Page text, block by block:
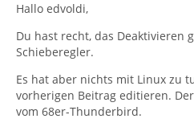
Hallo edvoldi,
Du hast recht, das Deaktivieren
Schieberegler.
Es hat aber nichts mit Linux zu
vorherigen Beitrag editieren.
vom 68er-Thunderbird.